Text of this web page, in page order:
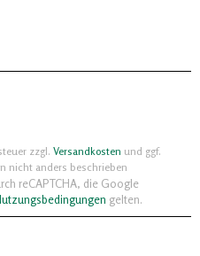
zzgl. Versandkosten und ggf.
nicht anders beschrieben
reCAPTCHA, die Google
gelten.